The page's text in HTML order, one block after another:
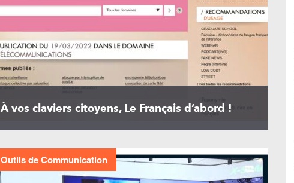
À vos claviers citoyens, Le Français d’abord !
Outils de Communication